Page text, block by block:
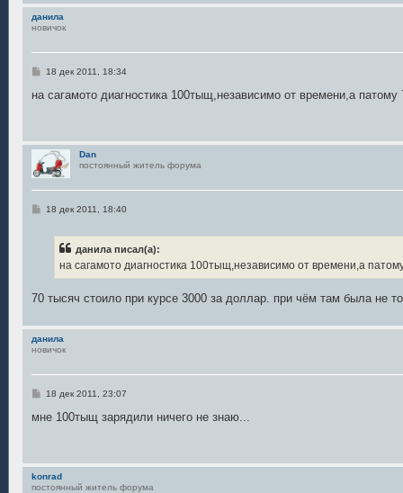
е
данила
новичок
С
о
и
е
18 дек 2011, 18:34
на сагамото диагностика 100тыщ,независимо от времени,а
Dan
постоянный житель форума
С
е
18 дек 2011, 18:40
данила писал(а):
на сагамото диагностика 100тыщ,независимо от времени,а
70 тысяч стоило при курсе 3000 за доллар. при чём там была не
данила
новичок
С
о
и
е
18 дек 2011, 23:07
мне 100тыщ зарядили ничего не знаю...
konrad
постоянный житель форума